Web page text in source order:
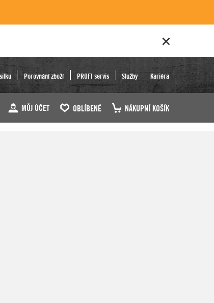
Porovnání zboží PROFI servis Služby Kariéra
MŮJ ÚČET OBLÍBENÉ NÁKUPNÍ KOŠÍK